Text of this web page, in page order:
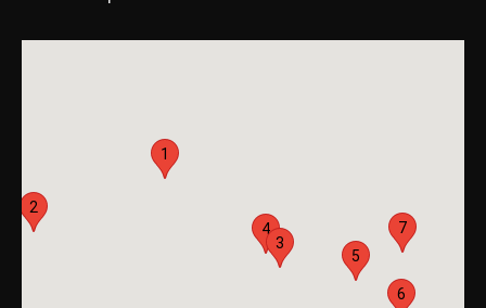
1
2
3
4
5
6
7